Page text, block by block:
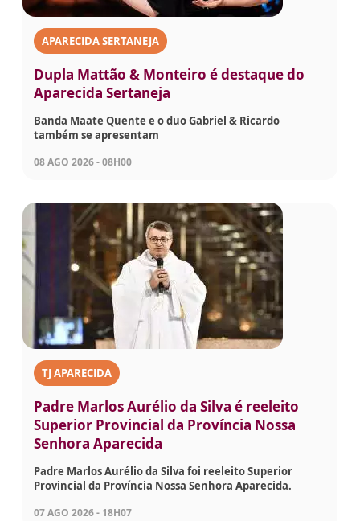
APARECIDA SERTANEJA
Dupla Mattão & Monteiro é destaque do
Aparecida Sertaneja
Banda Maate Quente e o duo Gabriel & Ricardo
também se apresentam
08 AGO 2026 - 08H00
TJ APARECIDA
Padre Marlos Aurélio da Silva é reeleito
Superior Provincial da Província Nossa
Senhora Aparecida
Padre Marlos Aurélio da Silva foi reeleito Superior
Provincial da Província Nossa Senhora Aparecida.
07 AGO 2026 - 18H07